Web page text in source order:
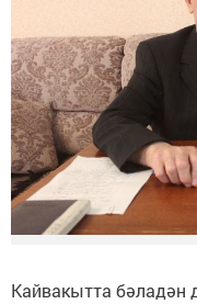
Кайвакытта бәладән